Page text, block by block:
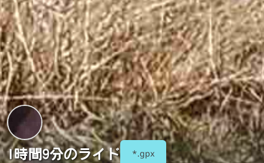
1時間9分のライド *.gpx